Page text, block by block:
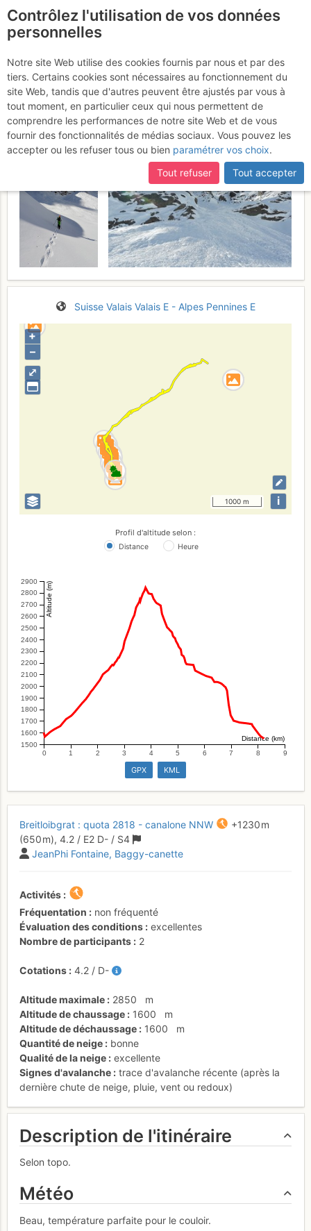
Breitloibgrat : Pt.2818 -
Couloir NNW
Mardi 28 mars 2017
Suisse Valais Valais E - Alpes Pennines E
⤢
+
–
1000 m i
Profil d'altitude selon :
Distance Heure
1500
1600
1700
1800
1900
2000
2100
2200
2300
2400
2500
2600
2700
2800
2900 Altitude (m)
0 1 2 3 4 5 6 7 8 9
Distance (km)
GPX KML
Breitloibgrat : quota 2818 - canalone NNW
+1230 m
(650 m), 4.2 / E2 D- / S4
JeanPhi Fontaine Baggy-canette
Activités
Fréquentation
non fréquenté
Évaluation des conditions
excellentes
Nombre de participants
2
Cotations 4.2 / D-
Altitude maximale 2850
m
Altitude de chaussage
1600
m
Altitude de déchaussage
1600
m
Quantité de neige
bonne
Qualité de la neige
excellente
Signes d'avalanche
trace d'avalanche récente (après la
dernière chute de neige, pluie, vent ou redoux)
Description de l'itinéraire
Selon topo.
Météo
Beau, température parfaite pour le couloir.
Contrôlez l'utilisation de vos données
personnelles
Notre site Web utilise des cookies fournis par nous et par des
tiers. Certains cookies sont nécessaires au fonctionnement du
site Web, tandis que d'autres peuvent être ajustés par vous à
tout moment, en particulier ceux qui nous permettent de
comprendre les performances de notre site Web et de vous
fournir des fonctionnalités de médias sociaux. Vous pouvez les
accepter ou les refuser tous ou bien paramétrer vos choix.
Tout refuser
Tout accepter